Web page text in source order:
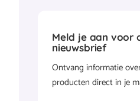
Meld je aan voor
nieuwsbrief
Ontvang informatie
producten direct in je